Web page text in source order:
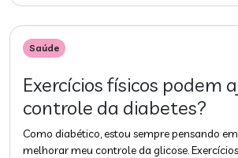
Saúde
Exercícios físicos podem
controle da diabetes?
Como diabético, estou sempre pensando
melhorar meu controle da glicose.